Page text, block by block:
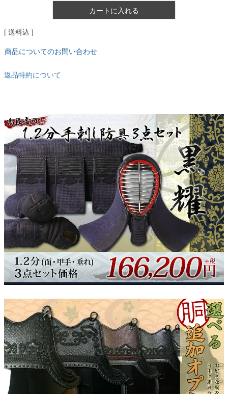
カートに入れる
送料込
商品についてのお問い合わせ
返品特約について